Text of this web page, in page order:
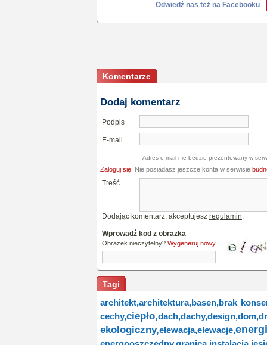
Odwiedź nas też na Facebooku
Komentarze
Dodaj komentarz
Podpis
E-mail
Adres e-mail nie bedzie prezentowany w
Zaloguj się . Nie posiadasz jeszcze konta w serwisie
Treść
Dodając komentarz, akceptujesz regulamin.
Wprowadź kod z obrazka
Obrazek nieczytelny? Wygeneruj nowy
Tagi
architekt,architektura,basen,brak
cechy,ciepło,dach,dachy,design,dom,
ekologiczny,elewacja,elewacje,